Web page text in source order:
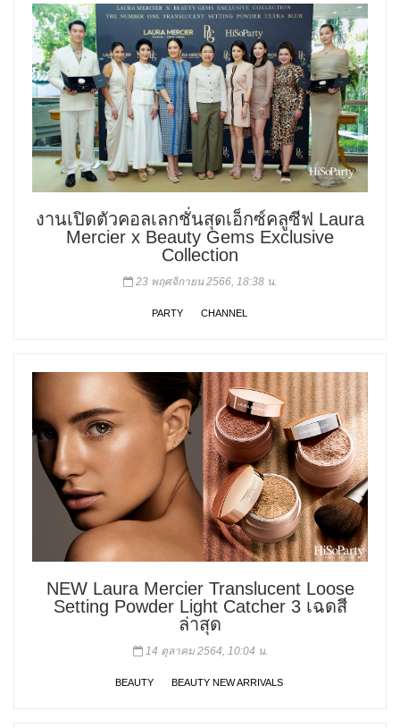
งานเปิดตัวคอลเลกชั่นสุดเอ็กซ์คลูซีฟ Laura
Mercier x Beauty Gems Exclusive
Collection
23 พฤศจิกายน 2566, 18:38 น.
PARTY CHANNEL
NEW Laura Mercier Translucent Loose
Setting Powder Light Catcher 3 เฉดสี
ล่าสุด
14 ตุลาคม 2564, 10:04 น.
BEAUTY BEAUTY NEW ARRIVALS